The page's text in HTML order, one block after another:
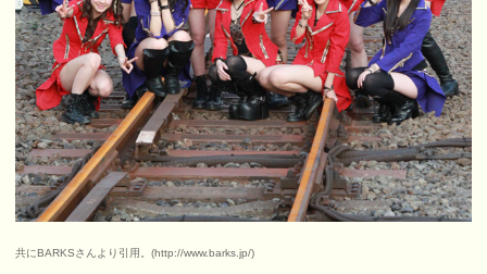
共にBARKSさんより引用。(http://www.barks.jp/)